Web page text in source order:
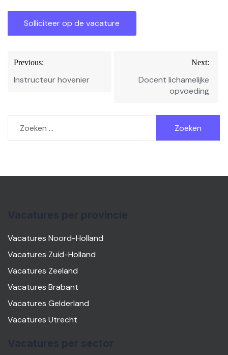
Bericht
navigatie
Previous:
Instructeur hovenier
Next:
Docent lichamelijke
opvoeding
naar:
Vacatures Noord-Holland
Vacatures Zuid-Holland
Vacatures Zeeland
Vacatures Brabant
Vacatures Gelderland
Vacatures Utrecht